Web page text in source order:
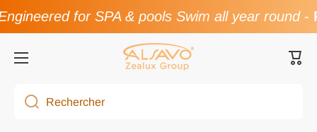
Passer au contenu
for SPA & pools Swim all year round-
Rechercher